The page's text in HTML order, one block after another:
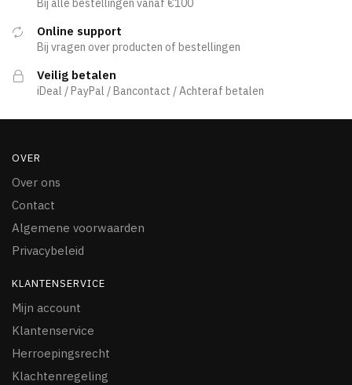
Bij alle bestellingen vanaf €100
Online support
Bij vragen over producten of bestellingen
Veilig betalen
iDeal / PayPal / Bancontact / Achteraf betalen
OVER
Over ons
Contact
Algemene voorwaarden
Privacybeleid
KLANTENSERVICE
Mijn account
Klantenservice
Herroepingsrecht
Klachtenregeling